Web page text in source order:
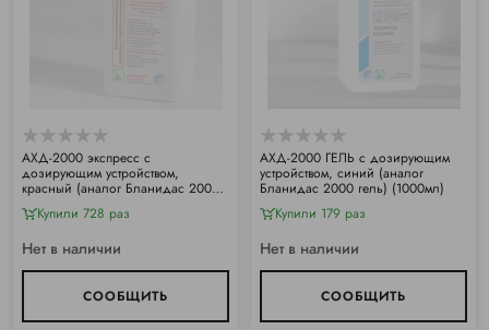
АХД-2000 экспресс с
дозирующим устройством,
красный (аналог Бланидас 2000
экспресс) (1000мл)
Купили 728 раз
Нет в наличии
СООБЩИТЬ
АХД-2000 ГЕЛЬ с дозирующим
устройством, синий (аналог
Бланидас 2000 гель) (1000мл)
Купили 179 раз
Нет в наличии
СООБЩИТЬ